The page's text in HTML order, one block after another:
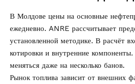
В Молдове цены на основные
ежедневно. ANRE рассчитывает
установленной методике. В расчёт
котировки и внутренние
меняться даже на несколько банов.
Рынок топлива зависит от внешних